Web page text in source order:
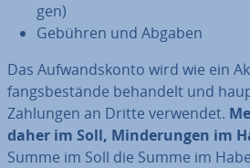
gen)
Gebühren und Abgaben
Das Auf­wands­kon­to wird wie ein
fangs­be­stän­de behandelt und
Zahlungen an Dritte verwendet.
daher im Soll, Min­de­run­gen im
Summe im Soll die Summe im